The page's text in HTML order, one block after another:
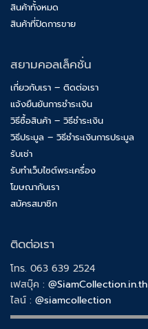
สินค้าทั้งหมด
สินค้าที่ปิดการขาย
สยามคอลเล็คชั่น
เกี่ยวกับเรา – ติดต่อเรา
แจ้งยืนยันการชำระเงิน
วิธีซื้อสินค้า – วิธีชำระเงิน
วิธีประมูล – วิธีชำระเงินการประมูล
รับเช่า
รับทำเว็บไซต์พระเครื่อง
โฆษณากับเรา
สมัครสมาชิก
ติดต่อเรา
โทร. 063 639 2524
เฟสบุ๊ค : @SiamCollection.in.th
ไลน์ : @siamcollection